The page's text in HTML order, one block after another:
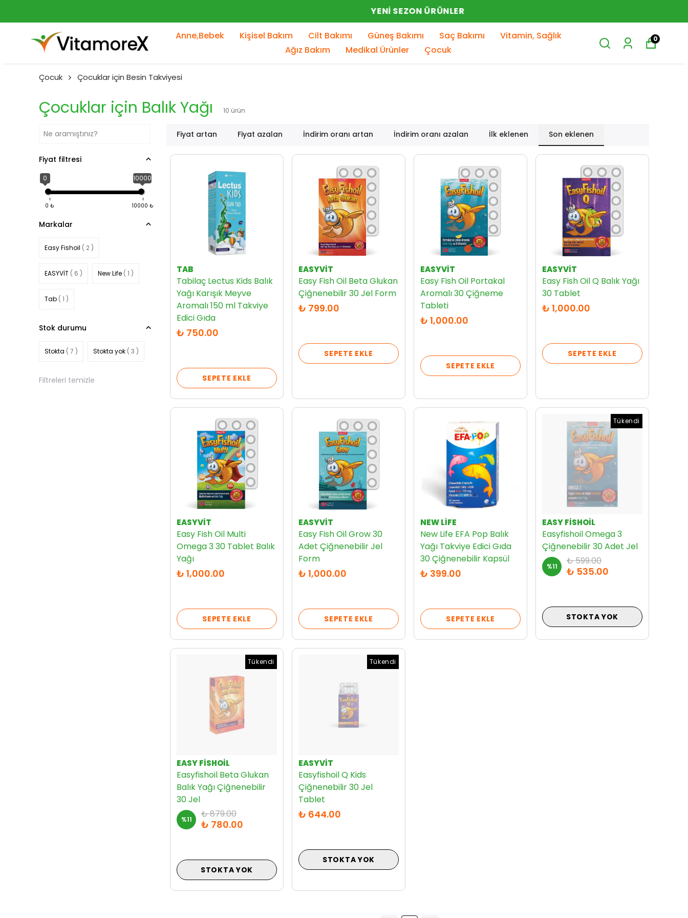
YENI SEZON ÜRÜNLER
Anne,Bebek Kişisel Bakım Cilt Bakımı Güneş Bakımı Saç Bakımı
Vitamin, Sağlık
Ağız Bakım
Medikal Ürünler Çocuk
0
Çocuk Çocuklar için Besin Takviyesi
Çocuklar için Balık Yağı 10 ürün
Fiyat artan Fiyat azalan İndirim oranı artan İndirim oranı azalan İlk eklenen Son eklenen
Fiyat filtresi
0 10000
0 ₺ 10000 ₺
Markalar
Easy Fishoil ( 2 )
EASYVİT ( 6 ) New Life ( 1 )
Tab ( 1 )
Stok durumu
Stokta ( 7 ) Stokta yok ( 3 )
Filtreleri temizle
TAB
Tabilaç Lectus Kids Balık
Yağı Karışık Meyve
Aromalı 150 ml Takviye
Edici Gıda
₺ 750.00
SEPETE EKLE
EASYVİT
Easy Fish Oil Beta Glukan
Çiğnenebilir 30 Jel Form
₺ 799.00
SEPETE EKLE
EASYVİT
Easy Fish Oil Portakal
Aromalı 30 Çiğneme
Tableti
₺ 1,000.00
SEPETE EKLE
EASYVİT
Easy Fish Oil Q Balık Yağı
30 Tablet
₺ 1,000.00
SEPETE EKLE
EASYVİT
Easy Fish Oil Multi
Omega 3 30 Tablet Balık
Yağı
₺ 1,000.00
SEPETE EKLE
EASYVİT
Easy Fish Oil Grow 30
Adet Çiğnenebilir Jel
Form
₺ 1,000.00
SEPETE EKLE
NEW LIFE
New Life EFA Pop Balık
Yağı Takviye Edici Gıda
30 Çiğnenebilir Kapsül
₺ 399.00
SEPETE EKLE
Tükendi
EASY FISHOIL
Easyfishoil Omega 3
Çiğnenebilir 30 Adet Jel
%11 ₺ 599.00
₺ 535.00
STOKTA YOK
Tükendi
EASY FISHOIL
Easyfishoil Beta Glukan
Balık Yağı Çiğnenebilir
30 Jel
%11 ₺ 879.00
₺ 780.00
STOKTA YOK
Tükendi
EASYVİT
Easyfishoil Q Kids
Çiğnenebilir 30 Jel
Tablet
₺ 644.00
STOKTA YOK